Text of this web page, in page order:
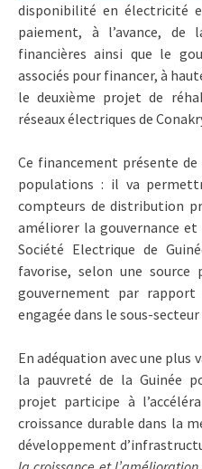
disponibilité en électricité
paiement, à l’avance, de
financières ainsi que le
associés pour financer, à
le deuxième projet de
réseaux électriques de
Ce financement présente
populations : il va
compteurs de distribution
améliorer la gouvernance
Société Electrique de
favorise, selon une source
gouvernement par
engagée dans le sous-
En adéquation avec une plus
la pauvreté de la Guinée
projet participe à
croissance durable dans la
développement